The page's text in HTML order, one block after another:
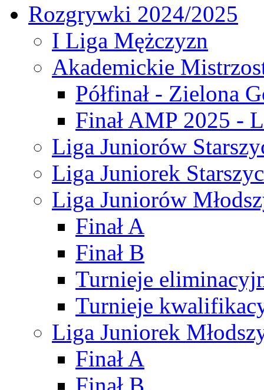
Rozgrywki 2024/2025
I Liga Mężczyzn
Akademickie
Półfinał - Zielona
Finał AMP 2025 -
Liga Juniorów
Liga Juniorek
Liga Juniorów
Finał A
Finał B
Turnieje
Turnieje
Liga Juniorek
Finał A
Finał B